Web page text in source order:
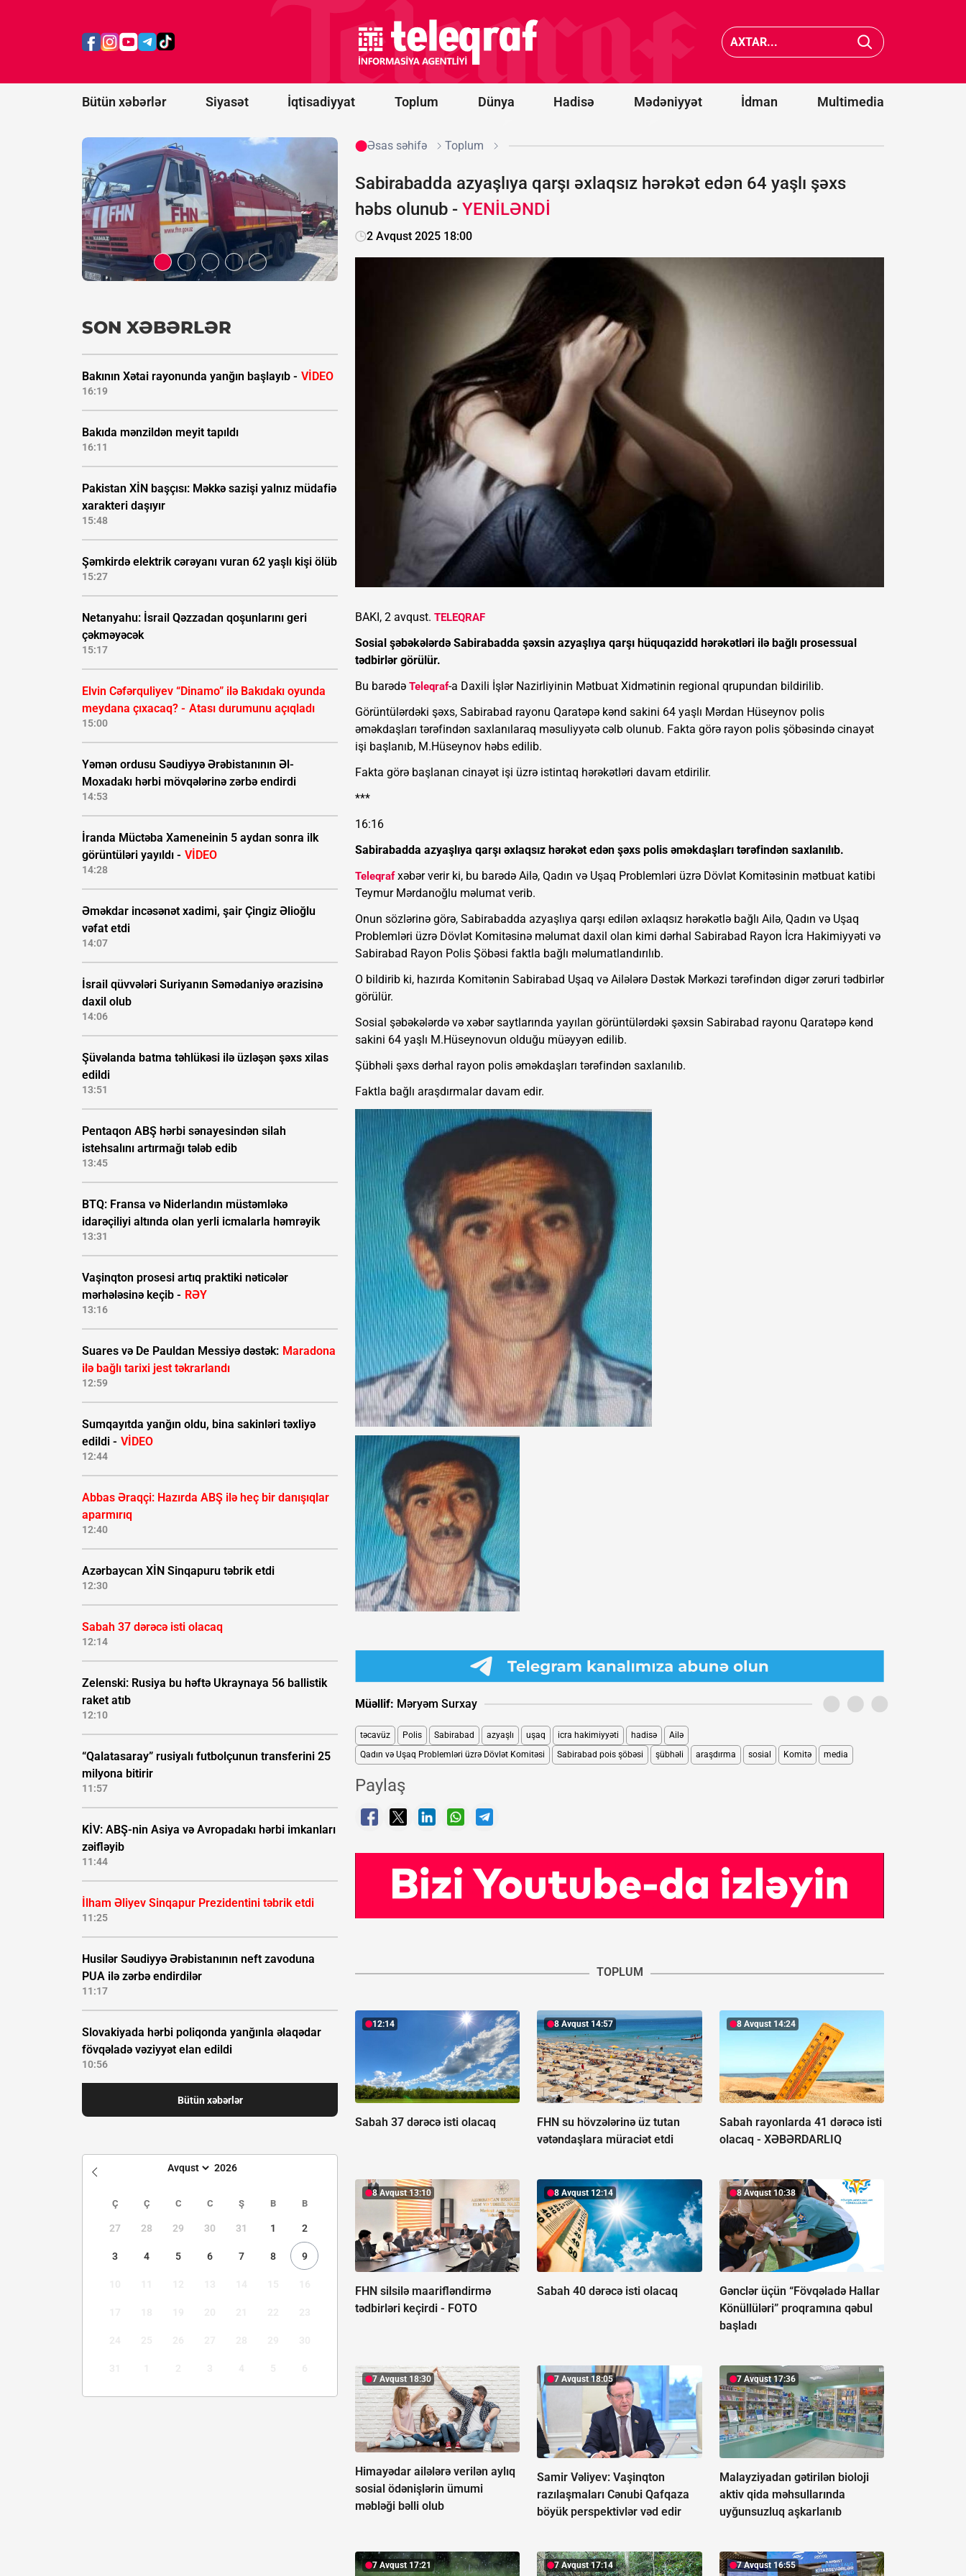
Bütün xəbərlər Siyasət İqtisadiyyat Toplum Dünya Hadisə Mədəniyyət İdman Multimedia
rayonunda
VİDEO
prosesi
artıq
praktiki
nəticələr
mərhələsinə
RƏY
Vens və Modi
Hindistan
əməkdaşlığını
ediblər
SON XƏBƏRLƏR
Bakının Xətai rayonunda yanğın başlayıb - VİDEO
16:19
Bakıda mənzildən meyit tapıldı
16:11
Pakistan XİN başçısı: Məkkə sazişi yalnız müdafiə
xarakteri daşıyır
15:48
Şəmkirdə elektrik cərəyanı vuran 62 yaşlı kişi ölüb
15:27
Netanyahu: İsrail Qəzzadan qoşunlarını geri
çəkməyəcək
15:17
Elvin Cəfərquliyev “Dinamo” ilə Bakıdakı oyunda
meydana çıxacaq? - Atası durumunu açıqladı
15:00
Yəmən ordusu Səudiyyə Ərəbistanının Əl-
Moxadakı hərbi mövqələrinə zərbə endirdi
14:53
İranda Müctəba Xameneinin 5 aydan sonra ilk
görüntüləri yayıldı - VİDEO
14:28
Əməkdar incəsənət xadimi, şair Çingiz Əlioğlu
vəfat etdi
14:07
İsrail qüvvələri Suriyanın Səmədaniyə ərazisinə
daxil olub
14:06
Şüvəlanda batma təhlükəsi ilə üzləşən şəxs xilas
edildi
13:51
Pentaqon ABŞ hərbi sənayesindən silah
istehsalını artırmağı tələb edib
13:45
BTQ: Fransa və Niderlandın müstəmləkə
idarəçiliyi altında olan yerli icmalarla həmrəyik
13:31
Vaşinqton prosesi artıq praktiki nəticələr
mərhələsinə keçib - RƏY
13:16
Suares və De Pauldan Messiyə dəstək: Maradona
ilə bağlı tarixi jest təkrarlandı
12:59
Sumqayıtda yanğın oldu, bina sakinləri təxliyə
edildi - VİDEO
12:44
Abbas Əraqçi: Hazırda ABŞ ilə heç bir danışıqlar
aparmırıq
12:40
Azərbaycan XİN Sinqapuru təbrik etdi
12:30
Sabah 37 dərəcə isti olacaq
12:14
Zelenski: Rusiya bu həftə Ukraynaya 56 ballistik
raket atıb
12:10
“Qalatasaray” rusiyalı futbolçunun transferini 25
milyona bitirir
11:57
KİV: ABŞ-nin Asiya və Avropadakı hərbi imkanları
zəifləyib
11:44
İlham Əliyev Sinqapur Prezidentini təbrik etdi
11:25
Husilər Səudiyyə Ərəbistanının neft zavoduna
PUA ilə zərbə endirdilər
11:17
Slovakiyada hərbi poliqonda yanğınla əlaqədar
fövqəladə vəziyyət elan edildi
10:56
Bütün xəbərlər
Ç Ç C C Ş B B
27 28 29 30 31 1 2
3 4 5 6 7 8 9
Əsas səhifə Toplum
Sabirabadda azyaşlıya qarşı əxlaqsız hərəkət edən 64 yaşlı şəxs
həbs olunub - YENİLƏNDİ
2 Avqust 2025 18:00
BAKI, 2 avqust. TELEQRAF
Sosial şəbəkələrdə Sabirabadda şəxsin azyaşlıya qarşı hüquqazidd hərəkətləri ilə bağlı prosessual
tədbirlər görülür.
Bu barədə Teleqraf-a Daxili İşlər Nazirliyinin Mətbuat Xidmətinin regional qrupundan bildirilib.
Görüntülərdəki şəxs, Sabirabad rayonu Qaratəpə kənd sakini 64 yaşlı Mərdan Hüseynov polis
əməkdaşları tərəfindən saxlanılaraq məsuliyyətə cəlb olunub. Fakta görə rayon polis şöbəsində cinayət
işi başlanıb, M.Hüseynov həbs edilib.
Fakta görə başlanan cinayət işi üzrə istintaq hərəkətləri davam etdirilir.
***
16:16
Sabirabadda azyaşlıya qarşı əxlaqsız hərəkət edən şəxs polis əməkdaşları tərəfindən saxlanılıb.
Teleqrafxəbər verir ki, bu barədə Ailə, Qadın və Uşaq Problemləri üzrə Dövlət Komitəsinin mətbuat katibi
Teymur Mərdanoğlu məlumat verib.
Onun sözlərinə görə, Sabirabadda azyaşlıya qarşı edilən əxlaqsız hərəkətlə bağlı Ailə, Qadın və Uşaq
Problemləri üzrə Dövlət Komitəsinə məlumat daxil olan kimi dərhal Sabirabad Rayon İcra Hakimiyyəti və
Sabirabad Rayon Polis Şöbəsi faktla bağlı məlumatlandırılıb.
O bildirib ki, hazırda Komitənin Sabirabad Uşaq və Ailələrə Dəstək Mərkəzi tərəfindən digər zəruri tədbirlər
görülür.
Sosial şəbəkələrdə və xəbər saytlarında yayılan görüntülərdəki şəxsin Sabirabad rayonu Qaratəpə kənd
sakini 64 yaşlı M.Hüseynovun olduğu müəyyən edilib.
Şübhəli şəxs dərhal rayon polis əməkdaşları tərəfindən saxlanılıb.
Faktla bağlı araşdırmalar davam edir.
Müəllif: Məryəm Surxay
təcavüz Polis Sabirabad azyaşlı uşaq icra hakimiyyəti hadisə
Ailə
Qadın və Uşaq Problemləri üzrə Dövlət Komitəsi
Sabirabad pois şöbəsi şübhəli araşdırma sosial Komitə media
Paylaş
TOPLUM
12:14
Sabah 37 dərəcə isti olacaq
8 Avqust 14:57
FHN su hövzələrinə üz tutan
vətəndaşlara müraciət etdi
8 Avqust 14:24
Sabah rayonlarda 41 dərəcə isti
olacaq - XƏBƏRDARLIQ
8 Avqust 13:10
FHN silsilə maarifləndirmə
tədbirləri keçirdi - FOTO
8 Avqust 12:14
Sabah 40 dərəcə isti olacaq
8 Avqust 10:38
Gənclər üçün “Fövqəladə Hallar
Könüllüləri” proqramına qəbul
başladı
7 Avqust 18:30
Himayədar ailələrə verilən aylıq
sosial ödənişlərin ümumi
məbləği bəlli olub
7 Avqust 18:05
Samir Vəliyev: Vaşinqton
razılaşmaları Cənubi Qafqaza
böyük perspektivlər vəd edir
7 Avqust 17:36
Malayziyadan gətirilən bioloji
aktiv qida məhsullarında
uyğunsuzluq aşkarlanıb
7 Avqust 17:21 7 Avqust 17:14 7 Avqust 16:55